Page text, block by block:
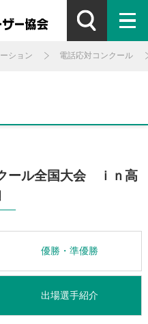
ション 電話応対コンクール
ール全国大会 ｉｎ高
優勝・準優勝
出場選手紹介